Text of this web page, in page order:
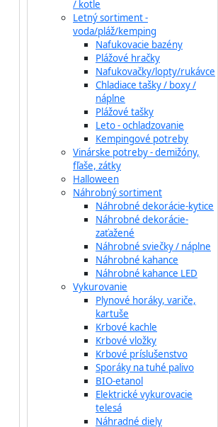
/ kotle
Letný sortiment -
voda/pláž/kemping
Nafukovacie bazény
Plážové hračky
Nafukovačky/lopty/rukávce
Chladiace tašky / boxy /
náplne
Plážové tašky
Leto - ochladzovanie
Kempingové potreby
Vinárske potreby - demižóny,
fľaše, zátky
Halloween
Náhrobný sortiment
Náhrobné dekorácie-kytice
Náhrobné dekorácie-
zaťažené
Náhrobné sviečky / náplne
Náhrobné kahance
Náhrobné kahance LED
Vykurovanie
Plynové horáky, variče,
kartuše
Krbové kachle
Krbové vložky
Krbové príslušenstvo
Sporáky na tuhé palivo
BIO-etanol
Elektrické vykurovacie
telesá
Náhradné diely